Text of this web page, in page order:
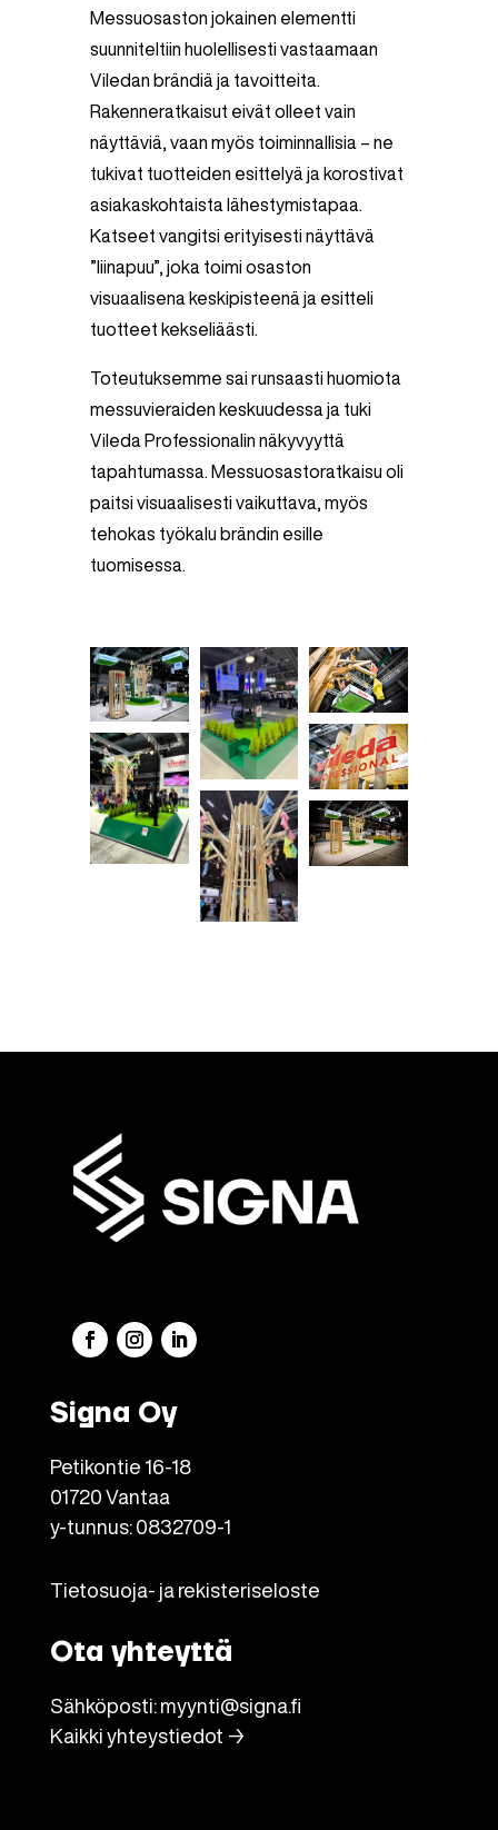
Messuosaston jokainen elementti
suunniteltiin huolellisesti vastaamaan
Viledan brändiä ja tavoitteita.
Rakenneratkaisut eivät olleet vain
näyttäviä, vaan myös toiminnallisia – ne
tukivat tuotteiden esittelyä ja korostivat
asiakaskohtaista lähestymistapaa.
Katseet vangitsi erityisesti näyttävä
”liinapuu”, joka toimi osaston
visuaalisena keskipisteenä ja esitteli
tuotteet kekseliäästi.
Toteutuksemme sai runsaasti huomiota
messuvieraiden keskuudessa ja tuki
Vileda Professionalin näkyvyyttä
tapahtumassa. Messuosastoratkaisu oli
paitsi visuaalisesti vaikuttava, myös
tehokas työkalu brändin esille
tuomisessa.
Signa Oy
Petikontie 16-18
01720 Vantaa
y-tunnus: 0832709-1
Tietosuoja- ja rekisteriseloste
Ota yhteyttä
Sähköposti: myynti@signa.fi
Kaikki yhteystiedot →